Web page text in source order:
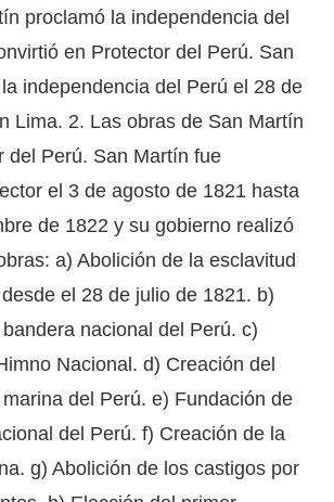
proclamó la independencia del
en Protector del Perú. San
independencia del Perú el 28 de
Lima. 2. Las obras de San Martín
del Perú. San Martín fue
el 3 de agosto de 1821 hasta
de 1822 y su gobierno realizó
a) Abolición de la esclavitud
el 28 de julio de 1821. b)
nacional del Perú. c)
Nacional. d) Creación del
del Perú. e) Fundación de
del Perú. f) Creación de la
g) Abolición de los castigos por